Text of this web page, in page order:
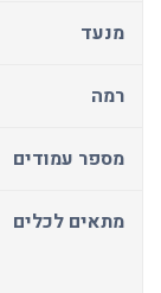
מנעד
רמה
מספר עמודים
מתאים לכלים